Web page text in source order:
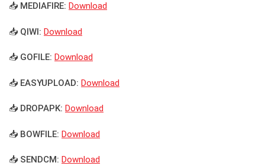
📥 MEDIAFIRE: Download
📥 QIWI: Download
📥 GOFILE: Download
📥 EASYUPLOAD: Download
📥 DROPAPK: Download
📥 BOWFILE: Download
📥 SENDCM: Download